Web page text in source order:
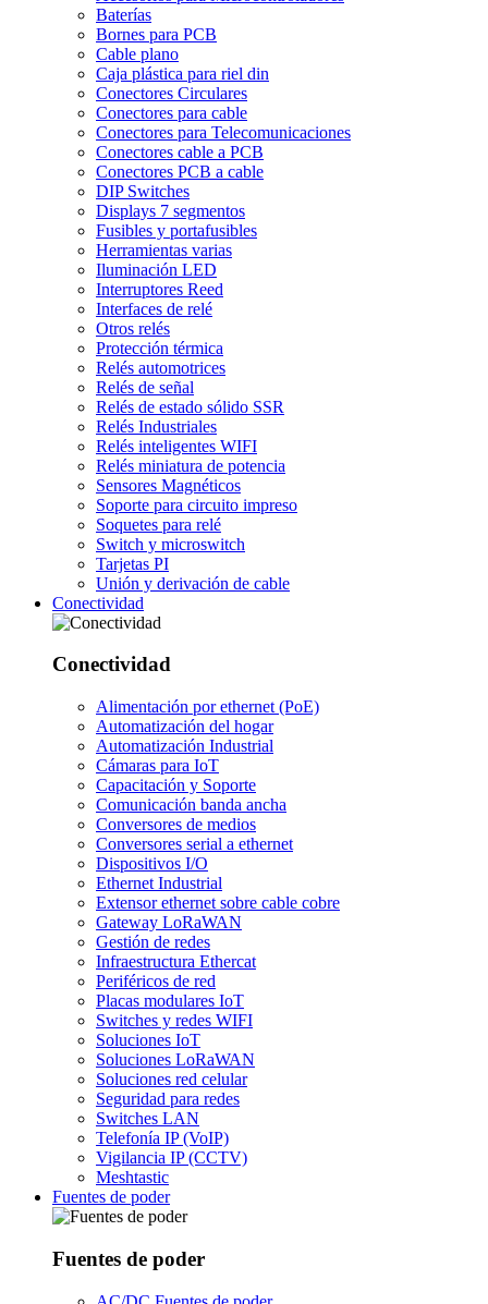
Baterías
Bornes para PCB
Cable plano
Caja plástica para riel din
Conectores Circulares
Conectores para cable
Conectores para Telecomunicaciones
Conectores cable a PCB
Conectores PCB a cable
DIP Switches
Displays 7 segmentos
Fusibles y portafusibles
Herramientas varias
Iluminación LED
Interruptores Reed
Interfaces de relé
Otros relés
Protección térmica
Relés automotrices
Relés de señal
Relés de estado sólido SSR
Relés Industriales
Relés inteligentes WIFI
Relés miniatura de potencia
Sensores Magnéticos
Soporte para circuito impreso
Soquetes para relé
Switch y microswitch
Tarjetas PI
Unión y derivación de cable
Conectividad
Conectividad
Alimentación por ethernet (PoE)
Automatización del hogar
Automatización Industrial
Cámaras para IoT
Capacitación y Soporte
Comunicación banda ancha
Conversores de medios
Conversores serial a ethernet
Dispositivos I/O
Ethernet Industrial
Extensor ethernet sobre cable cobre
Gateway LoRaWAN
Gestión de redes
Infraestructura Ethercat
Periféricos de red
Placas modulares IoT
Switches y redes WIFI
Soluciones IoT
Soluciones LoRaWAN
Soluciones red celular
Seguridad para redes
Switches LAN
Telefonía IP (VoIP)
Vigilancia IP (CCTV)
Meshtastic
Fuentes de poder
Fuentes de poder